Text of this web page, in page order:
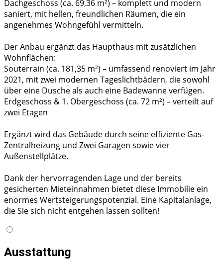
Dachgeschoss (ca. 69,36 m²) – komplett und modern
saniert, mit hellen, freundlichen Räumen, die ein
angenehmes Wohngefühl vermitteln.
Der Anbau ergänzt das Haupthaus mit zusätzlichen
Wohnflächen:
Souterrain (ca. 181,35 m²) – umfassend renoviert im Jahr
2021, mit zwei modernen Tageslichtbädern, die sowohl
über eine Dusche als auch eine Badewanne verfügen.
Erdgeschoss & 1. Obergeschoss (ca. 72 m²) – verteilt auf
zwei Etagen
Ergänzt wird das Gebäude durch seine effiziente Gas-
Zentralheizung und Zwei Garagen sowie vier
Außenstellplätze.
Dank der hervorragenden Lage und der bereits
gesicherten Mieteinnahmen bietet diese Immobilie ein
enormes Wertsteigerungspotenzial. Eine Kapitalanlage,
die Sie sich nicht entgehen lassen sollten!
Ausstattung